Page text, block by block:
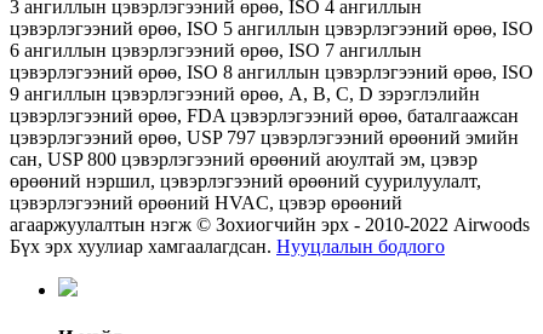
3 ангиллын цэвэрлэгээний өрөө, ISO 4 ангиллын
цэвэрлэгээний өрөө, ISO 5 ангиллын цэвэрлэгээний өрөө, ISO
6 ангиллын цэвэрлэгээний өрөө, ISO 7 ангиллын
цэвэрлэгээний өрөө, ISO 8 ангиллын цэвэрлэгээний өрөө, ISO
9 ангиллын цэвэрлэгээний өрөө, А, В, С, D зэрэглэлийн
цэвэрлэгээний өрөө, FDA цэвэрлэгээний өрөө, баталгаажсан
цэвэрлэгээний өрөө, USP 797 цэвэрлэгээний өрөөний эмийн
сан, USP 800 цэвэрлэгээний өрөөний аюултай эм, цэвэр
өрөөний нэршил, цэвэрлэгээний өрөөний суурилуулалт,
цэвэрлэгээний өрөөний HVAC, цэвэр өрөөний
агааржуулалтын нэгж © Зохиогчийн эрх - 2010-2022 Airwoods
Бүх эрх хуулиар хамгаалагдсан. Нууцлалын бодлого